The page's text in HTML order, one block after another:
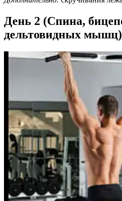
День 2 (Спина,
дельтовидных мышц)